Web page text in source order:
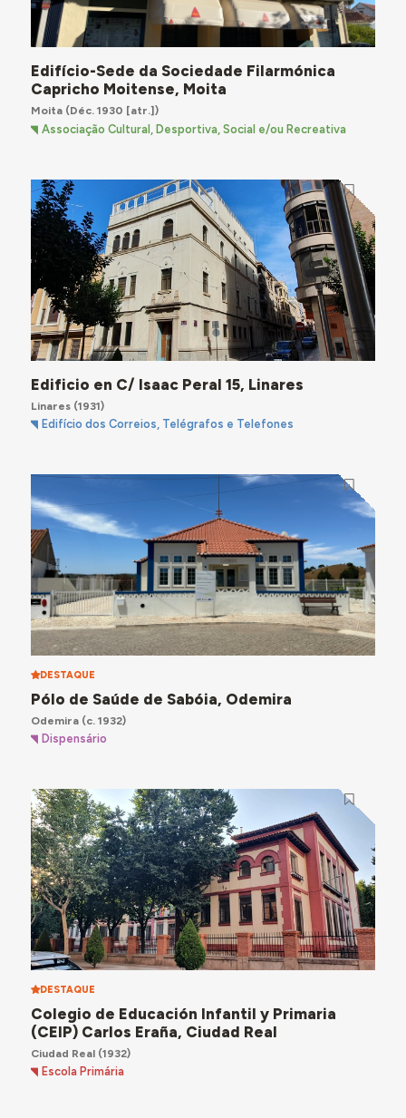
Edifício-Sede da Sociedade Filarmónica
Capricho Moitense, Moita
Moita(Déc. 1930 [atr.])
Associação Cultural, Desportiva, Social e/ou Recreativa
Edificio en C/ Isaac Peral 15, Linares
Linares(1931)
Edifício dos Correios, Telégrafos e Telefones
DESTAQUE
Pólo de Saúde de Sabóia, Odemira
Odemira(c. 1932)
Dispensário
DESTAQUE
Colegio de Educación Infantil y Primaria
(CEIP) Carlos Eraña, Ciudad Real
Ciudad Real(1932)
Escola Primária